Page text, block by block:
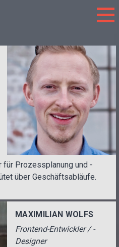
CULTURE
TEAM & JOBS
IMPRINT
für Prozessplanung und -
über Geschäftsabläufe.
MAXIMILIAN WOLFS
Frontend-Entwickler / -
Designer